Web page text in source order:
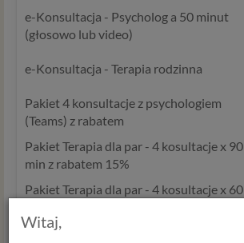
e-Konsultacja - Psycholog a 50 minut
(głosowo lub video)
e-Konsultacja - Terapia rodzinna
Pakiet 4 konsultacje z psychologiem
(Teams) z rabatem
Pakiet Terapia dla par - 4 kosultacje x 90
min z rabatem 15%
Pakiet Terapia dla par - 4 kosultacje x 60
Witaj,